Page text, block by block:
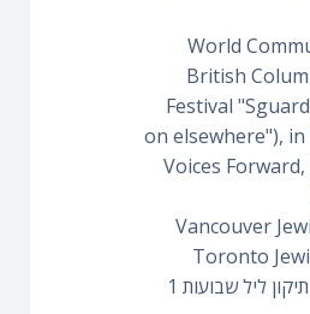
World
British
Festival
on elsewhere"), in
Voices
Vancouver
Toronto
Makor, YMCA, NYC תיקון ליל שבועות 1